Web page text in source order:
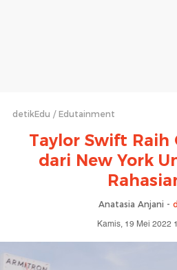
detikEdu Edutainment
Taylor Swift Raih
dari New York
Anatasia Anjani -
Kamis, 19 Mei 2022